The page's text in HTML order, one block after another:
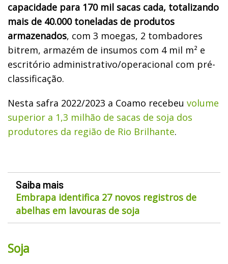
capacidade para 170 mil sacas cada, totalizando
mais de 40.000 toneladas de produtos
armazenados, com 3 moegas, 2 tombadores
bitrem, armazém de insumos com 4 mil m² e
escritório administrativo/operacional com pré-
classificação.
Nesta safra 2022/2023 a Coamo recebeu volume
superior a 1,3 milhão de sacas de soja dos
produtores da região de Rio Brilhante.
Saiba mais
Embrapa identifica 27 novos registros de
abelhas em lavouras de soja
Soja